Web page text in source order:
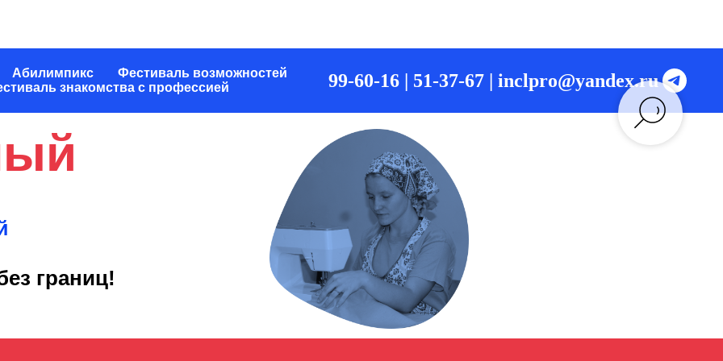
Абилимпикс
Фестиваль возможностей
знакомства с профессией
99-60-16 | 51-37-67 | inclpro@yandex.ru
границ!